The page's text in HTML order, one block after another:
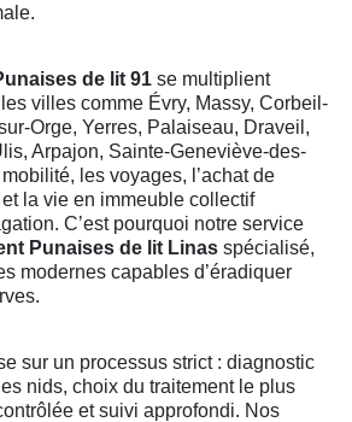
de lit 91 se multiplient
villes comme Évry, Massy, Corbeil-
Orge, Yerres, Palaiseau, Draveil,
Arpajon, Sainte-Geneviève-des-
les voyages, l’achat de
la vie en immeuble collectif
C’est pourquoi notre service
Punaises de lit Linas spécialisé,
modernes capables d’éradiquer
sur un processus strict : diagnostic
nids, choix du traitement le plus
et suivi approfondi. Nos